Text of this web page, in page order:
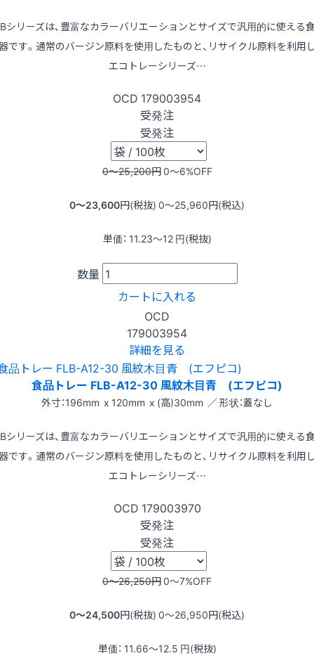
シリーズは、豊富なカラーバリエーションとサイズで汎用的に使える
です。通常のバージン原料を使用したものと、リサイクル原料を利用
エコトレーシリーズ…
OCD 179003954
受発注
受発注
0〜25,200円0〜6%OFF
0〜23,600円(税抜) 0〜25,960円(税込)
単価： 11.23〜12 円(税抜)
数量
カートに入れる
OCD
179003954
詳細を見る
食品トレー FLB-A12-30 風紋木目青 (エフピコ)
外寸：196mm x 120mm x (高)30mm ／ 形状：蓋なし
シリーズは、豊富なカラーバリエーションとサイズで汎用的に使える
です。通常のバージン原料を使用したものと、リサイクル原料を利用
エコトレーシリーズ…
OCD 179003970
受発注
受発注
0〜26,250円0〜7%OFF
0〜24,500円(税抜) 0〜26,950円(税込)
単価： 11.66〜12.5 円(税抜)